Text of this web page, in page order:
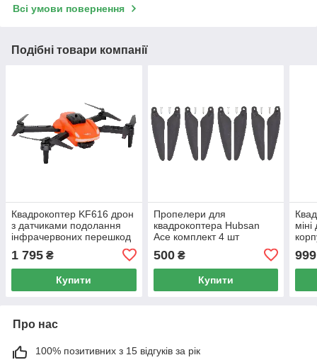
Всі умови повернення
Подібні товари компанії
Квадрокоптер KF616 дрон
з датчиками подолання
інфрачервоних перешкод
1 795 ₴
Купити
Пропелери для
квадрокоптера Hubsan
Ace комплект 4 шт
500₴
Купити
999
Про нас
100% позитивних з 15 відгуків за рік